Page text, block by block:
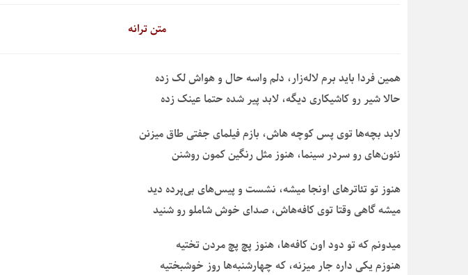
متن ترانه
همین فردا باید برم لاله‌زار، دلم واسه حال و هواش لک زده
حالا شیر رو کاشیکاری دیگه، لابد پیر شده حتما عینک زده
لابد بچه‌ها توی پس کوچه هاش، بازم فیلمای جفتی طاق میزنن
نئون‌های رو سردر سینما، هنوز مثل رنگین کمون روشنن
هنوز تو تئاترهای اونجا میشه، نشست و پیس‌های بی‌پرده دید
میشه گاهی وقتا توی کافه‌هاش، صدای خوش شاملو رو شنید
میدونم که تو دود اون کافه‌ها، هنوز پچ پچ مردن تختیه
هنوزم یکی داره جار میزنه، که چهارشنبه‌ها روز خوشبختیه